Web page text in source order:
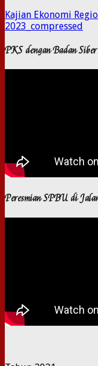
Kajian Ekonomi
2023_compressed
PKS dengan Badan
Peresmian SPBU di